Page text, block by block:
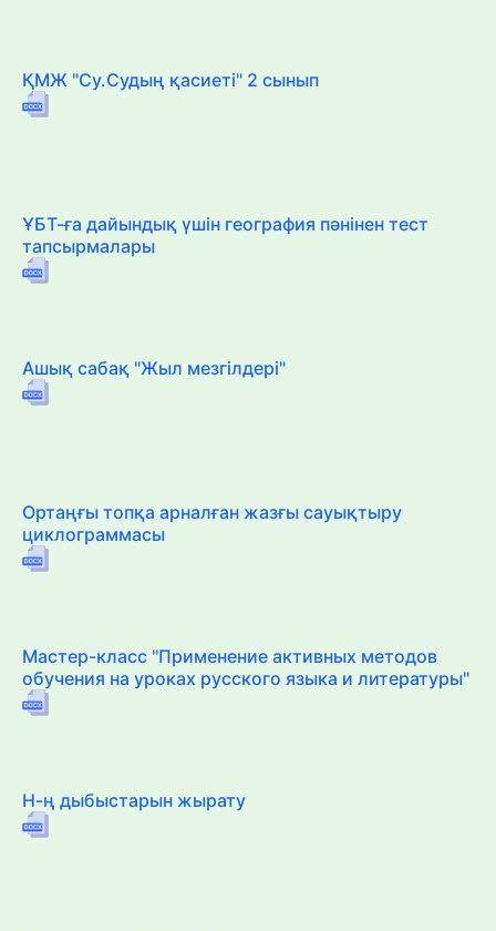
ҚМЖ "Су.Судың қасиеті" 2 сынып
ҰБТ-ға дайындық үшін география пәнінен тест
тапсырмалары
Ашық сабақ "Жыл мезгілдері"
Ортаңғы топқа арналған жазғы сауықтыру
циклограммасы
Мастер-класс "Применение активных методов
обучения на уроках русского языка и литературы"
Н-ң дыбыстарын жырату